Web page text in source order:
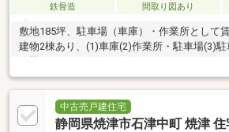
鉄骨造 間取り図あり
敷地185坪、駐車場（車庫）・作業所として
建物2棟あり、(1)車庫(2)作業所・駐車場(3)
中古売戸建住宅
静岡県焼津市石津中町 焼津 住